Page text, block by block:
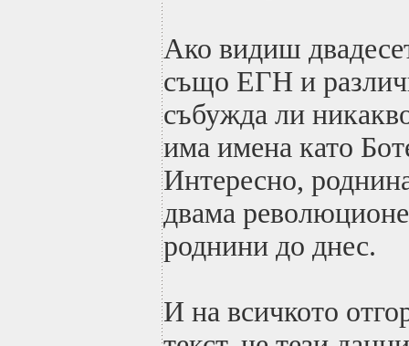
Ако видиш
също ЕГН и
събужда ли
има имена като
Интересно,
двама
роднини до днес.
И на всичкото